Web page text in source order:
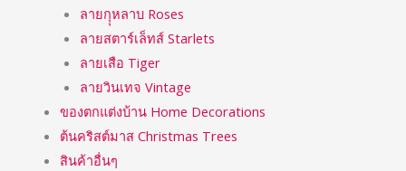
ลายกุุหลาบ Roses
ลายสตาร์เล็ทส์ Starlets
ลายเสือ Tiger
ลายวินเทจ Vintage
ของตกแต่งบ้าน Home Decorations
ต้นคริสต์มาส Christmas Trees
สินค้าอื่นๆ